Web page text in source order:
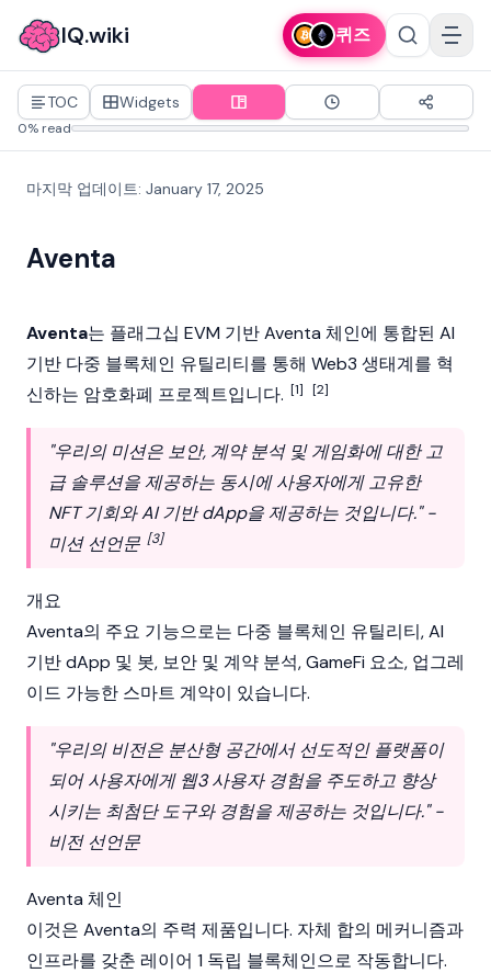
IQ.wiki 퀴즈
TOC Widgets
0% read
마지막 업데이트: January 17, 2025
Aventa
Aventa는 플래그십 EVM 기반 Aventa 체인에 통합된 AI
기반 다중 블록체인 유틸리티를 통해 Web3 생태계를 혁
신하는 암호화폐 프로젝트입니다. [1] [2]
"우리의 미션은 보안, 계약 분석 및 게임화에 대한 고
급 솔루션을 제공하는 동시에 사용자에게 고유한
NFT 기회와 AI 기반 dApp을 제공하는 것입니다." -
미션 선언문 [3]
개요
Aventa의 주요 기능으로는 다중 블록체인 유틸리티, AI
기반 dApp 및 봇, 보안 및 계약 분석, GameFi 요소, 업그레
이드 가능한 스마트 계약이 있습니다.
"우리의 비전은 분산형 공간에서 선도적인 플랫폼이
되어 사용자에게 웹3 사용자 경험을 주도하고 향상
시키는 최첨단 도구와 경험을 제공하는 것입니다." -
비전 선언문
Aventa 체인
이것은 Aventa의 주력 제품입니다. 자체 합의 메커니즘과
인프라를 갖춘 레이어 1 독립 블록체인으로 작동합니다.